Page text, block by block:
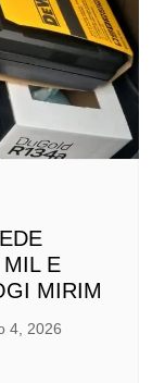
E
MIRIM
4, 2026